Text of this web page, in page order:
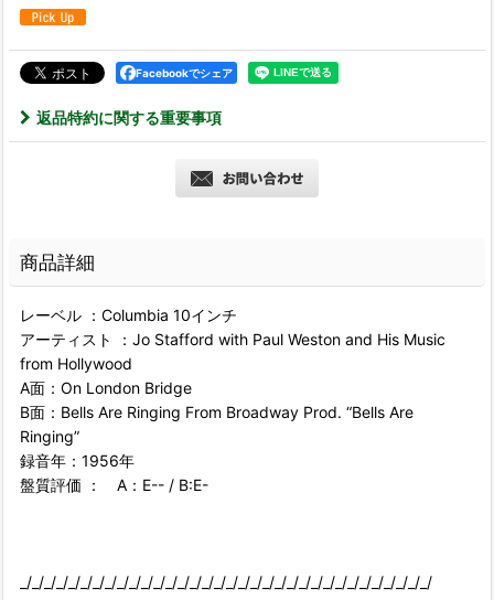
Facebookでシェア
返品特約に関する重要事項
商品詳細
レーベル ：Columbia 10インチ
アーティスト ：Jo Stafford with Paul Weston and His Music
from Hollywood
A面：On London Bridge
B面：Bells Are Ringing From Broadway Prod. “Bells Are
Ringing”
録音年：1956年
盤質評価 ： A：E-- / B:E-
_/_/_/_/_/_/_/_/_/_/_/_/_/_/_/_/_/_/_/_/_/_/_/_/_/_/_/_/_/_/_/_/_/_/